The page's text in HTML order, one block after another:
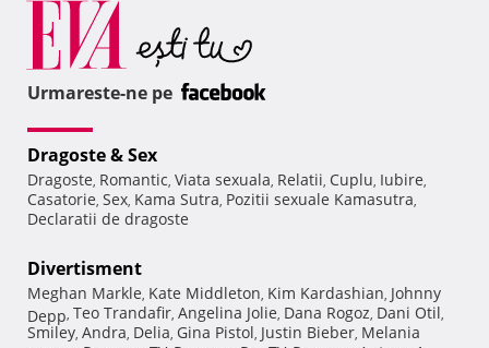
Urmareste-ne pe
Dragoste & Sex
Dragoste, Romantic, Viata sexuala, Relatii, Cuplu, Iubire,
Casatorie, Sex, Kama Sutra, Pozitii sexuale Kamasutra,
Declaratii de dragoste
Divertisment
Meghan Markle, Kate Middleton, Kim Kardashian, Johnny
Depp, Teo Trandafir, Angelina Jolie, Dana Rogoz, Dani Otil,
Smiley, Andra, Delia, Gina Pistol, Justin Bieber, Melania